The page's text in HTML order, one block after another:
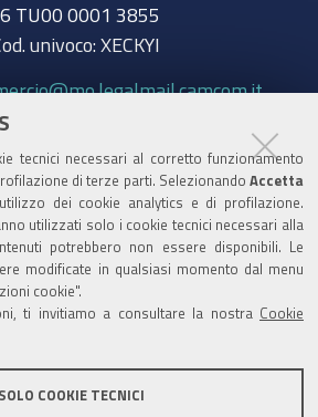
tecnici necessari al corretto funzionamento
di terze parti. Selezionando Accetta
dei cookie analytics e di profilazione.
utilizzati solo i cookie tecnici necessari alla
potrebbero non essere disponibili. Le
modificate in qualsiasi momento dal menu
cookie".
ti invitiamo a consultare la nostra Cookie
SOLO COOKIE TECNICI
TU00 0001 3855
univoco: XECKYI